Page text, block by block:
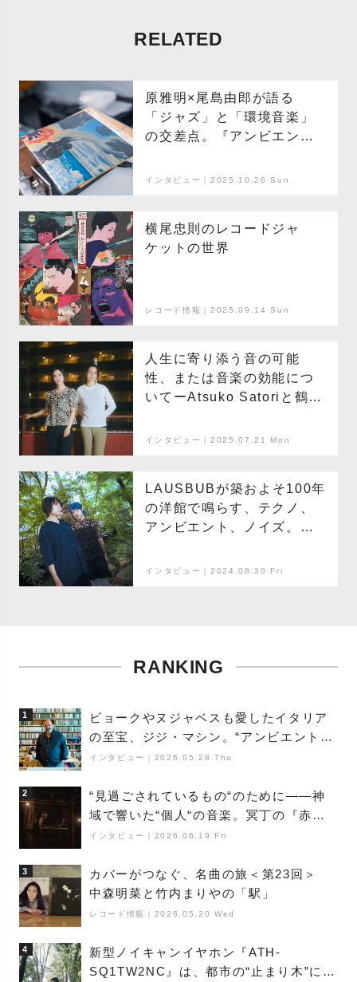
RELATED
原雅明×尾島由郎が語る
「ジャズ」と「環境音楽」
の交差点。『アンビエント/
レポート
インタビュー｜2025.10.26 Sun
横尾忠則のレコードジャ
ケットの世界
レコード情報｜2025.09.14 Sun
人生に寄り添う音の可能
性、または音楽の効能につ
いてーAtsuko Satoriと鶴田
インタビュー｜2025.07.21 Mon
LAUSBUBが築およそ100年
の洋館で鳴らす、テクノ、
アンビエント、ノイズ。環
を考える
インタビュー｜2024.08.30 Fri
RANKING
1
ビョークやヌジャベスも愛したイタリア
の至宝、ジジ・マシン。“アンビエントの
巨匠”が明かす創作の原点と、「動き」に
インタビュー 2026.05.28 Thu
2
“見過ごされているもの“のために――神
域で響いた“個人“の音楽。冥丁の『赤城
夜神楽』をレポート
インタビュー 2026.06.19 Fri
3
カバーがつなぐ、名曲の旅＜第23回＞
中森明菜と竹内まりやの「駅」
レコード情報 2026.05.20 Wed
4
新型ノイキャンイヤホン『ATH-
SQ1TW2NC』は、都市の“止まり木”にな